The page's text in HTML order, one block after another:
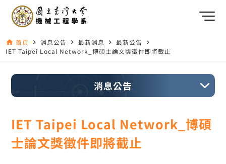
home 首頁 navigate_next 消息公告 navigate_next 最新消息 navigate_next 最新公告 navigate_next
IET Taipei Local Network_博碩士論文獎徵件即將截止
消息公告
IET Taipei Local Network_博碩
士論文獎徵件即將截止